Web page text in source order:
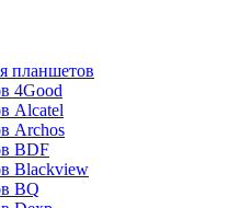
планшетов
4Good
Alcatel
Archos
BDF
Blackview
BQ